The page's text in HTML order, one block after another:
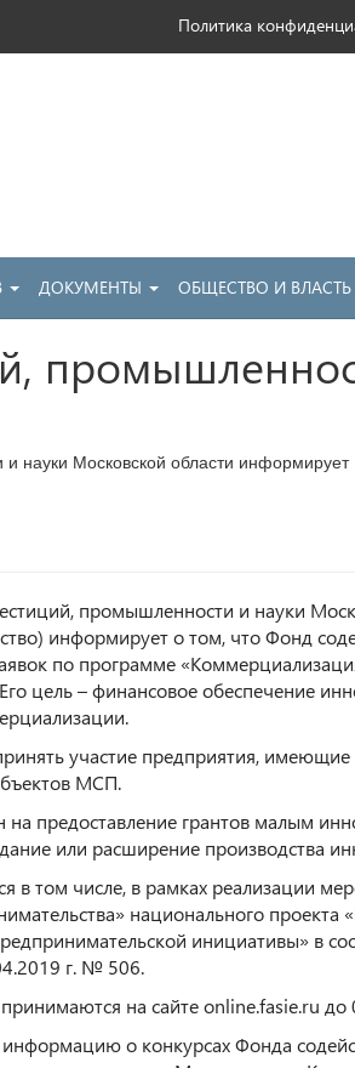
Политика
ДОКУМЕНТЫ ОБЩЕСТВО И ВЛАСТЬ
науки Московской области информирует
промышленности и науки
информирует о том, что Фонд
по программе
цель – финансовое обеспечение
участие предприятия,
МСП.
на предоставление грантов малым
или расширение производства
в том числе, в рамках реализации
национального
инициативы» в
г. № 506.
на сайте online.fasie.ru до
о конкурсах Фонда